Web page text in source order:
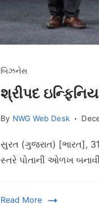
બિઝનેસ
શ્રીપદ
By NWG Web Desk
સુરત (ગુજરાત) [ભારત],
સ્તરે પોતાની ઓળખ
Read More